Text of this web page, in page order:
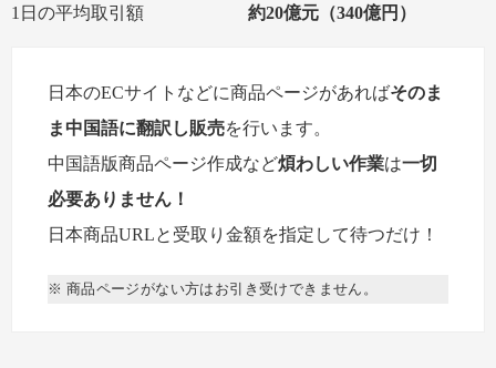
1日の平均取引額
約20億元（340億円）
日本のECサイトなどに商品ページがあればそのま
ま中国語に翻訳し販売を行います。
中国語版商品ページ作成など煩わしい作業は一切
必要ありません！
日本商品URLと受取り金額を指定して待つだけ！
※ 商品ページがない方はお引き受けできません。